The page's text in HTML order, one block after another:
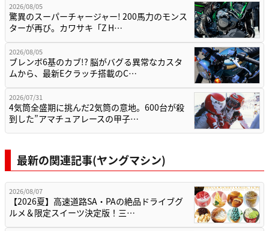
2026/08/05
驚異のスーパーチャージャー! 200馬力のモンス
ターが再び。カワサキ「Z H…
2026/08/05
ブレンボ6基のカブ!? 脳がバグる異常なカスタ
ムから、最新Eクラッチ搭載のC…
2026/07/31
4気筒全盛期に挑んだ2気筒の意地。600台が殺
到した”アマチュアレースの甲子…
最新の関連記事(ヤングマシン)
2026/08/07
【2026夏】高速道路SA・PAの絶品ドライブグ
ルメ＆限定スイーツ決定版！三…